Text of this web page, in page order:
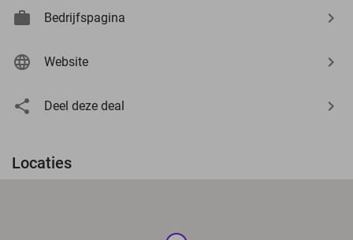
Bedrijfspagina
Website
Deel deze deal
Locaties